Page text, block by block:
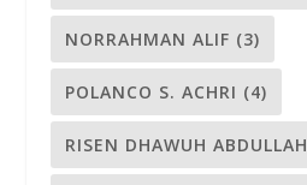
NORRAHMAN ALIF (3)
POLANCO S. ACHRI (4)
RISEN DHAWUH ABDULLAH